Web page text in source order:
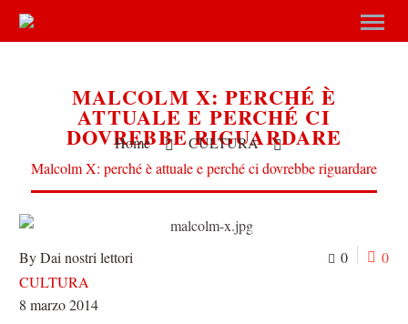
MALCOLM X: PERCHÉ È
ATTUALE E PERCHÉ CI
DOVREBBE RIGUARDARE
Home
CULTURA
Malcolm X: perché è attuale e perché ci dovrebbe riguardare
0 0
By Dai nostri lettori
CULTURA
8 marzo 2014